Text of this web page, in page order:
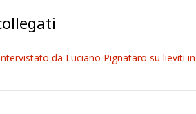
da Luciano Pignataro su lieviti